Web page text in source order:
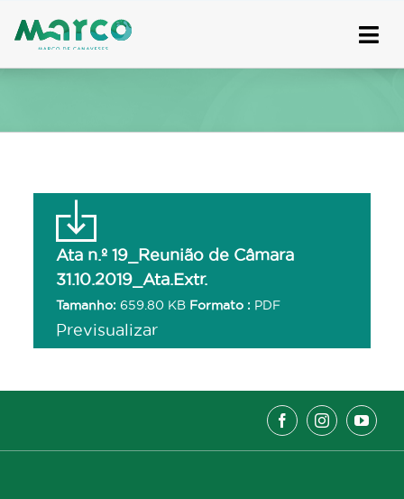
to
Ata n.º 19_Reunião de Câmara
31.10.2019_Ata.Extr.
Tamanho: 659.80 KB Formato : PDF
Previsualizar